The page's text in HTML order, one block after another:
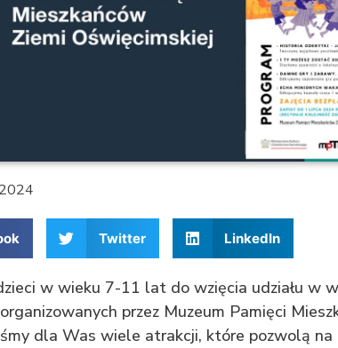
Twitter LinkedIn
w wieku 7-11 lat do wzięcia udziału w
przez Muzeum Pamięci
dla Was wiele atrakcji, które pozwolą